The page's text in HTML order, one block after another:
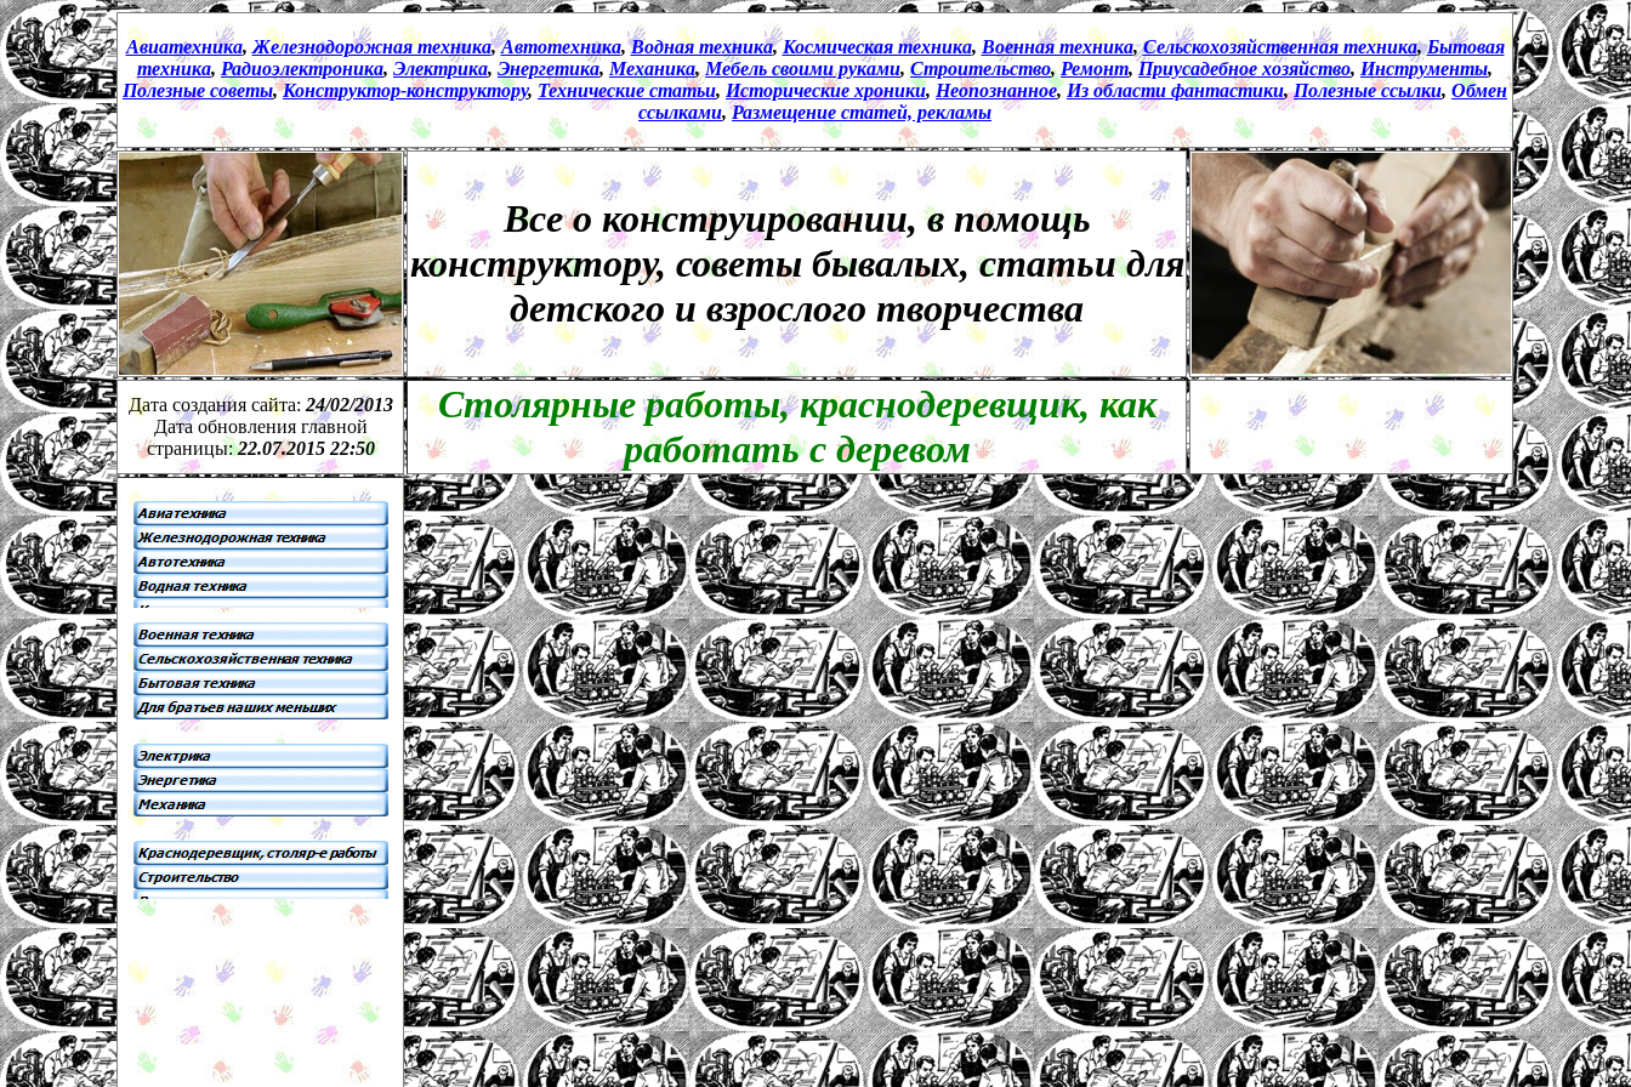
Авиатехника, Железнодорожная техника,Автотехника,Водная техника,Космическая техника, Военная техника,Сельскохозяйственная техника,Бытовая
техника, Радиоэлектроника, Электрика,Энергетика, Механика,Мебель своими руками,Строительство, Ремонт, Приусадебное хозяйство, Инструменты,
Полезные советы,Конструктор-конструктору, Технические статьи, Исторические хроники, Неопознанное,Из области фантастики,Полезные ссылки, Обмен
ссылками,Размещение статей, рекламы
Все о конструировании, в помощь
конструктору, советы бывалых, статьи для
детского и взрослого творчества
Дата создания сайта: 24/02/2013
Дата обновления главной
страницы:22.07.2015 22:50
Столярные работы, краснодеревщик, как
работать с деревом